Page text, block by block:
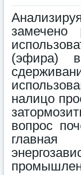
замечено
(эфира)
налицо
вопрос